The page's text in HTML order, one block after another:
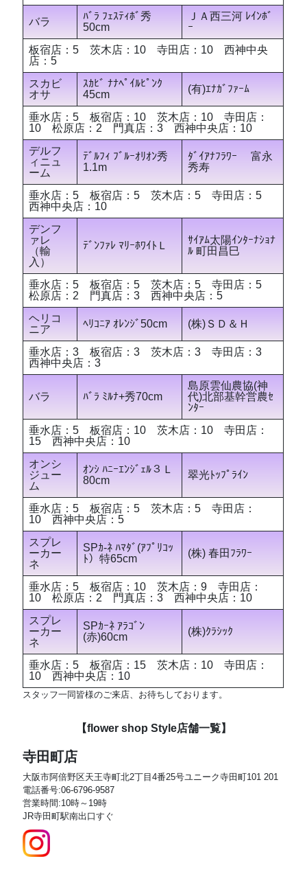
バラ
ﾊﾞﾗ ﾌｪｽﾃｨﾎﾞ秀
50cm
ＪＡ西三河 ﾚｲﾝﾎﾞ
ｰ
板宿店：5 茨木店：10 寺田店：10 西神中央
店：5
スカビ
オサ
ｽｶﾋﾞ ﾅﾅﾍﾟｲﾙﾋﾟﾝｸ
45cm
(有)ｴﾅｶﾞﾌｧｰﾑ
垂水店：5 板宿店：10 茨木店：10 寺田店：
10 松原店：2 門真店：3 西神中央店：10
デルフ
ィニュ
ーム
ﾃﾞﾙﾌｨ ﾌﾞﾙｰｵﾘｵﾝ秀
1.1m
ﾀﾞｲｱﾅﾌﾗﾜｰ 富永
秀寿
垂水店：5 板宿店：5 茨木店：5 寺田店：5
西神中央店：10
デンフ
ァレ
（輸
入）
ﾃﾞﾝﾌｧﾚ ﾏﾘｰﾎﾜｲﾄＬ
ｻｲｱﾑ太陽ｲﾝﾀｰﾅｼｮﾅ
ﾙ 町田昌巳
垂水店：5 板宿店：5 茨木店：5 寺田店：5
松原店：2 門真店：3 西神中央店：5
ヘリコ
ニア
ﾍﾘｺﾆｱ ｵﾚﾝｼﾞ50cm (株)ＳＤ＆Ｈ
垂水店：3 板宿店：3 茨木店：3 寺田店：3
西神中央店：3
バラ ﾊﾞﾗ ﾐﾙﾅ+秀70cm
島原雲仙農協(神
代)北部基幹営農ｾ
ﾝﾀｰ
垂水店：5 板宿店：10 茨木店：10 寺田店：
15 西神中央店：10
オンシ
ジュー
ム
ｵﾝｼ ﾊﾆｰｴﾝｼﾞｪﾙ３Ｌ
80cm
翠光ﾄｯﾌﾟﾗｲﾝ
垂水店：5 板宿店：5 茨木店：5 寺田店：
10 西神中央店：5
スプレ
ーカー
ネ
SPｶ-ﾈ ﾊﾏﾀﾞ(ｱﾌﾟﾘｺｯ
ﾄ）特65cm
(株) 春田ﾌﾗﾜｰ
垂水店：5 板宿店：10 茨木店：9 寺田店：
10 松原店：2 門真店：3 西神中央店：10
スプレ
ーカー
ネ
SPｶｰﾈ ｱﾗｺﾞﾝ
(赤)60cm
(株)ｸﾗｼｯｸ
垂水店：5 板宿店：15 茨木店：10 寺田店：
10 西神中央店：10
スタッフ一同皆様のご来店、お待ちしております。
【flower shop Style店舗一覧】
寺田町店
大阪市阿倍野区天王寺町北2丁目4番25号ユニーク寺田町101 201
電話番号:06-6796-9587
営業時間:10時～19時
JR寺田町駅南出口すぐ